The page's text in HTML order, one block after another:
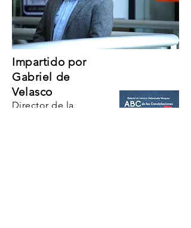
Impartido por
Gabriel de
Velasco
Director de la